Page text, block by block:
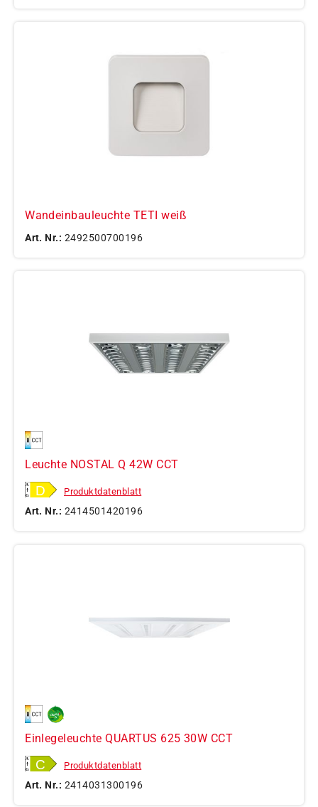
Wandeinbauleuchte TETI weiß
Art. Nr.: 2492500700196
Leuchte NOSTAL Q 42W CCT
Produktdatenblatt
Art. Nr.: 2414501420196
Einlegeleuchte QUARTUS 625 30W CCT
Produktdatenblatt
Art. Nr.: 2414031300196